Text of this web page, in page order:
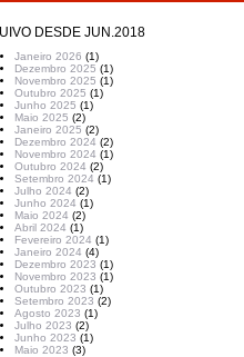
DESDE JUN.2018
Janeiro 2026 (1)
Dezembro 2025 (1)
Novembro 2025 (1)
Outubro 2025 (1)
Junho 2025 (1)
Maio 2025 (2)
Janeiro 2025 (2)
Dezembro 2024 (2)
Novembro 2024 (1)
Outubro 2024 (2)
Setembro 2024 (1)
Julho 2024 (2)
Junho 2024 (1)
Maio 2024 (2)
Abril 2024 (1)
Fevereiro 2024 (1)
Janeiro 2024 (4)
Dezembro 2023 (1)
Novembro 2023 (1)
Outubro 2023 (1)
Setembro 2023 (2)
Agosto 2023 (1)
Julho 2023 (2)
Junho 2023 (1)
Maio 2023 (3)